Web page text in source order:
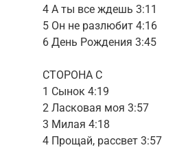
4 А ты все ждешь 3:11
5 Он не разлюбит 4:16
6 День Рождения 3:45
СТОРОНА C
1 Сынок 4:19
2 Ласковая моя 3:57
3 Милая 4:18
4 Прощай, рассвет 3:57